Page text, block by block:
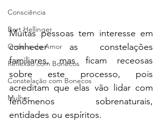
Consciência
Bert Hellinger
Ordens do Amor
Reflexão com Bonecos
Constelação com Bonecos
Mulher
Muitas pessoas tem interesse em
conhecer as constelações
familiares, mas ficam receosas
sobre este processo, pois
acreditam que elas vão lidar com
fenômenos sobrenaturais,
entidades ou espíritos.